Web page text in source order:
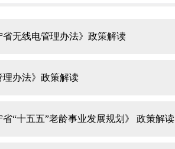
省无线电管理办法》政策解读
理办法》政策解读
省“十五五”老龄事业发展规划》 政策解读